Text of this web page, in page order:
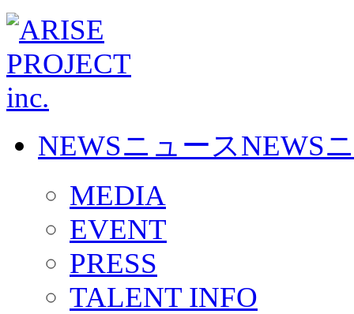
NEWSニュースNEWS
MEDIA
EVENT
PRESS
TALENT INFO